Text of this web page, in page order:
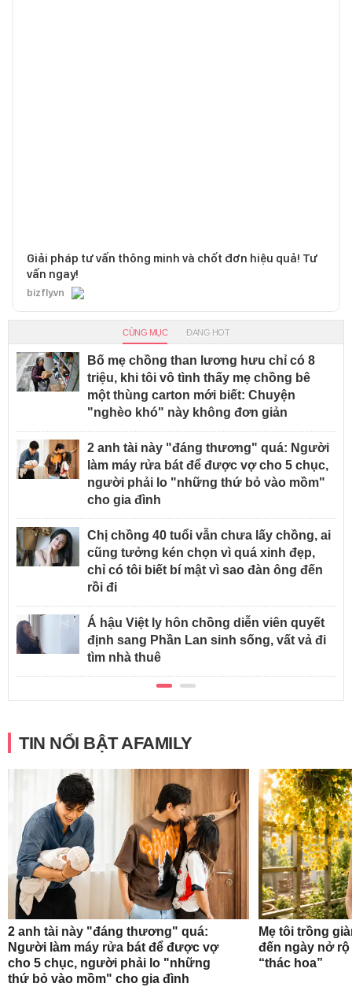
Giải pháp tư vấn thông minh và chốt đơn hiệu quả! Tư
vấn ngay!
bizfly.vn
CÙNG MỤC ĐANG HOT
Bố mẹ chồng than lương hưu chỉ có 8
triệu, khi tôi vô tình thấy mẹ chồng bê
một thùng carton mới biết: Chuyện
"nghèo khó" này không đơn giản
2 anh tài này "đáng thương" quá: Người
làm máy rửa bát để được vợ cho 5 chục,
người phải lo "những thứ bỏ vào mồm"
cho gia đình
Chị chồng 40 tuổi vẫn chưa lấy chồng, ai
cũng tưởng kén chọn vì quá xinh đẹp,
chỉ có tôi biết bí mật vì sao đàn ông đến
rồi đi
Á hậu Việt ly hôn chồng diễn viên quyết
định sang Phần Lan sinh sống, vất vả đi
tìm nhà thuê
TIN NỔI BẬT AFAMILY
2 anh tài này "đáng thương" quá:
Người làm máy rửa bát để được vợ
cho 5 chục, người phải lo "những
thứ bỏ vào mồm" cho gia đình
Mẹ tôi trồng
đến ngày nở
“thác hoa”